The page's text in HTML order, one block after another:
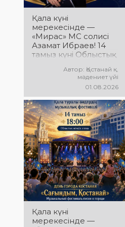
Қала күні
мерекесінде —
«Мирас» МС солисі
Азамат Ибраев! 14
тамыз күні Облыстық
Азамат Ибраевтың
бағдарламасы өтеді!
Сіздерді сүйікті
әндер, жарқын
орындау, қуатты
энергия мен
көтеріңкі мерекелік
көңіл күй күтеді!
Автор: Қостанай қ.
мәдениет үйі
01.08.2026
Қала күні
мерекесінде —